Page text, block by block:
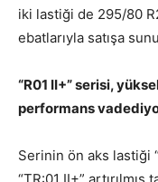
iki lastiği de 295/80
ebatlarıyla satışa
“R01 II+” serisi,
performans
Serinin ön aks lastiği
“TR:01 II+”